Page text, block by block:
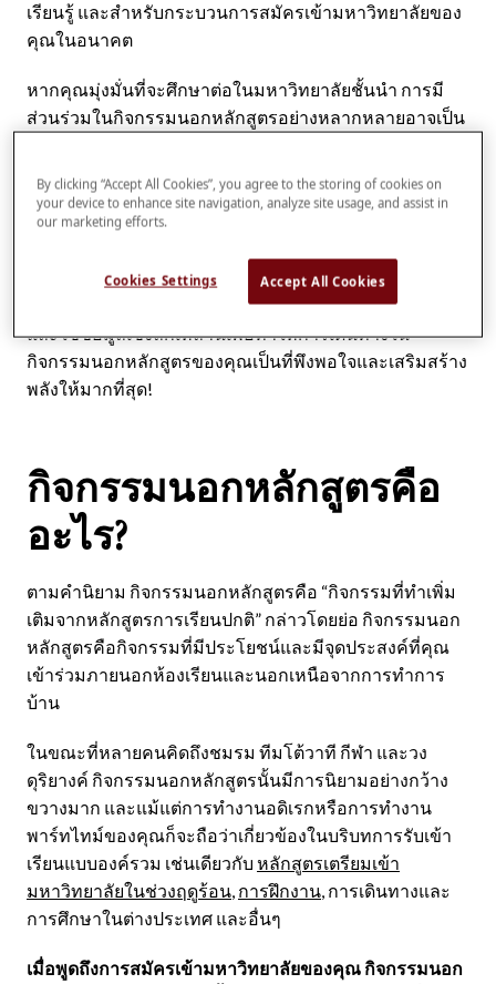
เรียนรู้ และสำหรับกระบวนการสมัครเข้ามหาวิทยาลัยของ
คุณในอนาคต
หากคุณมุ่งมั่นที่จะศึกษาต่อในมหาวิทยาลัยชั้นนำ การมี
ส่วนร่วมในกิจกรรมนอกหลักสูตรอย่างหลากหลายอาจเป็น
มากมายที่ต้องพิจารณาเมื่อพูดถึง
กิจกรรมนอกหลักสูตรใด
ที่เหมาะสมกับคุณ — สำหรับความพึงพอใจและความเป็น
อยู่ที่ดีของคุณ และสำหรับการสร้างโปรไฟล์การสมัครที่
โดดเด่นที่ช่วยให้คุณโดดเด่นจริงๆ
เราขอแนะนำให้คุณพิจารณาประโยชน์ที่กล่าวถึงด้านล่าง
และใช้ข้อมูลเชิงลึกเหล่านี้เพื่อทำให้การเดินทางใน
กิจกรรมนอกหลักสูตรของคุณเป็นที่พึงพอใจและเสริมสร้าง
พลังให้มากที่สุด!
กิจกรรมนอกหลักสูตรคือ
อะไร?
ตามคำนิยาม กิจกรรมนอกหลักสูตรคือ “กิจกรรมที่ทำเพิ่ม
เติมจากหลักสูตรการเรียนปกติ” กล่าวโดยย่อ กิจกรรมนอก
หลักสูตรคือกิจกรรมที่มีประโยชน์และมีจุดประสงค์ที่คุณ
เข้าร่วมภายนอกห้องเรียนและนอกเหนือจากการทำการ
บ้าน
ในขณะที่หลายคนคิดถึงชมรม ทีมโต้วาที กีฬา และวง
ดุริยางค์ กิจกรรมนอกหลักสูตรนั้นมีการนิยามอย่างกว้าง
ขวางมาก และแม้แต่การทำงานอดิเรกหรือการทำงาน
พาร์ทไทม์ของคุณก็จะถือว่าเกี่ยวข้องในบริบทการรับเข้า
เรียนแบบองค์รวม เช่นเดียวกับ หลักสูตรเตรียมเข้า
มหาวิทยาลัยในช่วงฤดูร้อน, การฝึกงาน, การเดินทางและ
การศึกษาในต่างประเทศ และอื่นๆ
เมื่อพูดถึงการสมัครเข้ามหาวิทยาลัยของคุณ กิจกรรมนอก
By clicking “Accept All Cookies”, you agree to the storing of cookies on
your device to enhance site navigation, analyze site usage, and assist in
our marketing efforts.
Cookies Settings Accept All Cookies